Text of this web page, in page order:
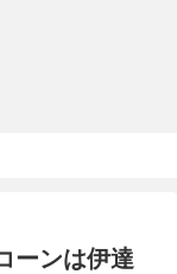
ーンは伊達